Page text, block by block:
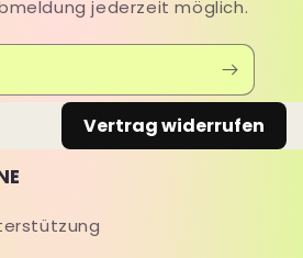
jederzeit möglich.
Vertrag widerrufen